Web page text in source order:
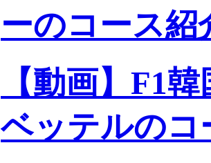
ーのコース紹
【動画】F1
ベッテルのコ